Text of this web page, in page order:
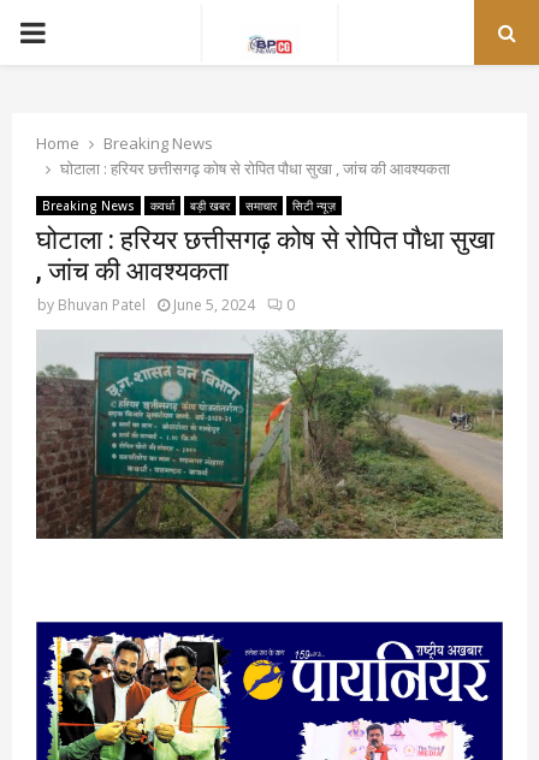
PRIMARY
Home
Breaking News
घोटाला : हरियर छत्तीसगढ़ कोष से रोपित पौधा सुखा , जांच की आवश्यकता
Breaking News कवर्धा बड़ी खबर समाचार सिटी न्यूज़
घोटाला : हरियर छत्तीसगढ़ कोष से रोपित पौधा सुखा
, जांच की आवश्यकता
by Bhuvan Patel June 5, 2024 0